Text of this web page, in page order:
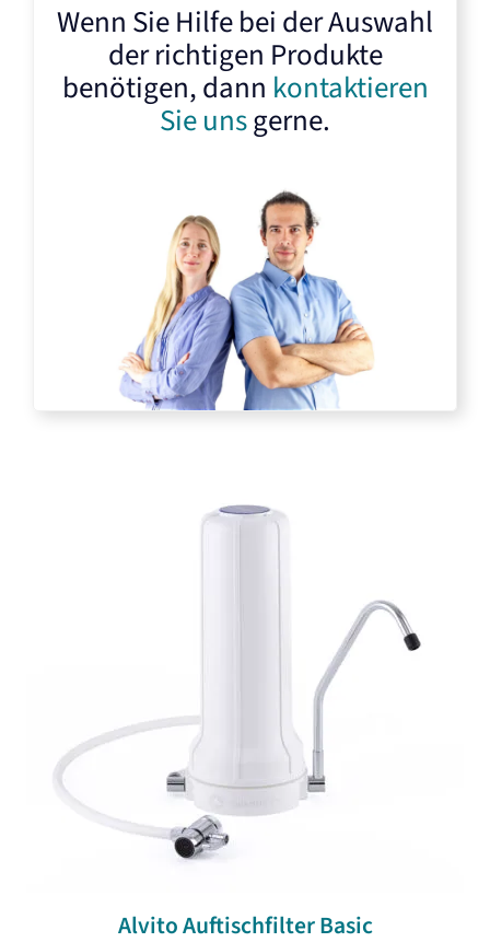
Wenn Sie Hilfe bei der Auswahl
der richtigen Produkte
benötigen, dann kontaktieren
Sie unsgerne.
Alvito Auftischfilter Basic